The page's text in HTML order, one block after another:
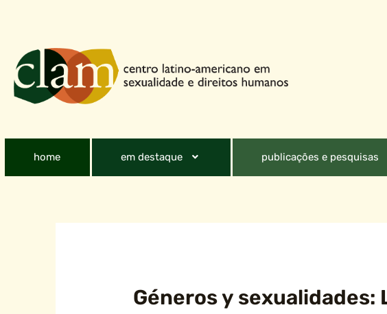
home em destaque publicações e pesquisas
Géneros y